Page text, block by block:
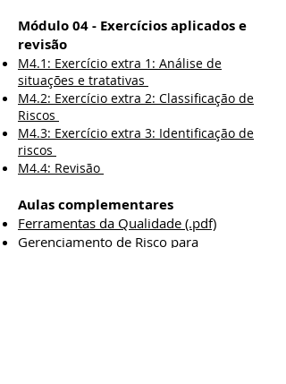
Módulo 04 - Exercícios aplicados e
revisão
M4.1: Exercício extra 1: Análise de
situações e tratativas
M4.2: Exercício extra 2: Classificação de
Riscos
M4.3: Exercício extra 3: Identificação de
riscos
M4.4: Revisão
Aulas complementares
Ferramentas da Qualidade (.pdf)
Gerenciamento de Risco para